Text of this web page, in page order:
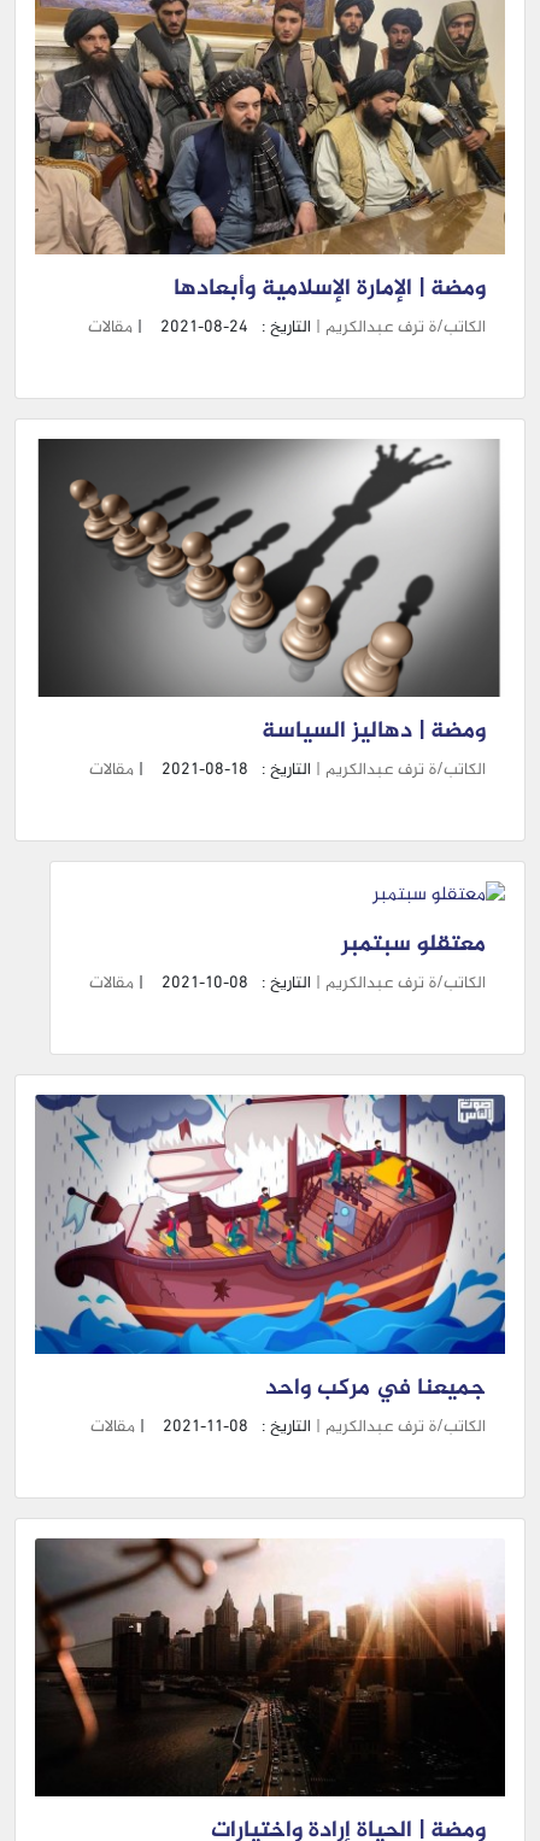
ومضة | الإمارة الإسلامية وأبعادها
الكاتب/ة ترف عبدالكريم | التاريخ : 2021-08-24
| مقالات
ومضة | دهاليز السياسة
الكاتب/ة ترف عبدالكريم | التاريخ : 2021-08-18
| مقالات
معتقلو سبتمبر
الكاتب/ة ترف عبدالكريم | التاريخ : 2021-10-08
| مقالات
جميعنا في مركب واحد
الكاتب/ة ترف عبدالكريم | التاريخ : 2021-11-08
| مقالات
ومضة | الحياة إرادة واختيارات